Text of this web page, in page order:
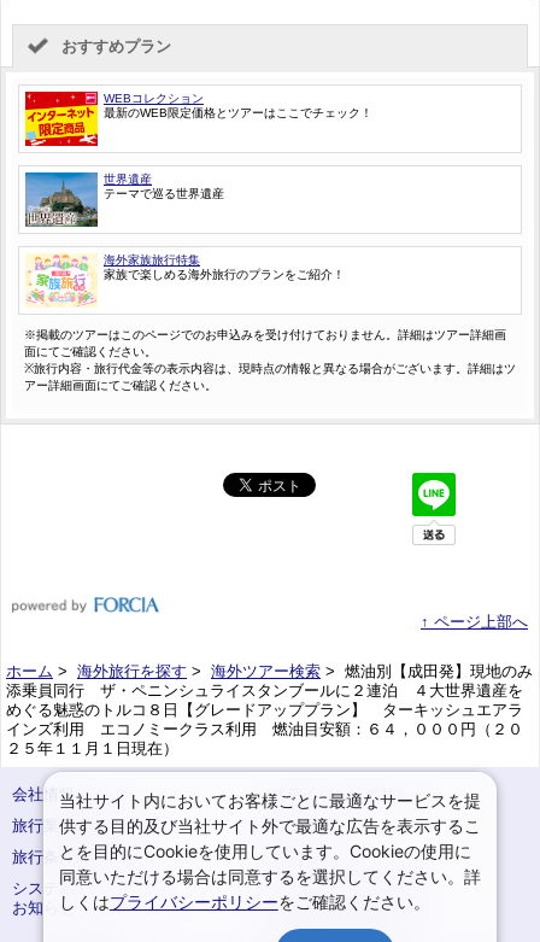
おすすめプラン
WEBコレクション
最新のWEB限定価格とツアーはここでチェック！
世界遺産
テーマで巡る世界遺産
海外家族旅行特集
家族で楽しめる海外旅行のプランをご紹介！
※掲載のツアーはこのページでのお申込みを受け付けておりません。詳細はツアー詳細画
面にてご確認ください。
※旅行内容・旅行代金等の表示内容は、現時点の情報と異なる場合がございます。詳細はツ
アー詳細画面にてご確認ください。
↑ ページ上部へ
ホーム > 海外旅行を探す > 海外ツアー検索 > 燃油別【成田発】現地のみ
添乗員同行 ザ・ペニンシュライスタンブールに２連泊 ４大世界遺産を
めぐる魅惑のトルコ８日【グレードアッププラン】 ターキッシュエアラ
インズ利用 エコノミークラス利用 燃油目安額：６４，０００円（２０
２５年１１月１日現在）
会社情報
プライバシーポリシー
旅行業登録票・約款
規約集
旅行条件書
サイトマップ
システムメンテナンスの
お知らせ
お申込みまでの手順
当社サイト内においてお客様ごとに最適なサービスを提
供する目的及び当社サイト外で最適な広告を表示するこ
とを目的にCookieを使用しています。Cookieの使用に
同意いただける場合は同意するを選択してください。詳
しくはプライバシーポリシーをご確認ください。